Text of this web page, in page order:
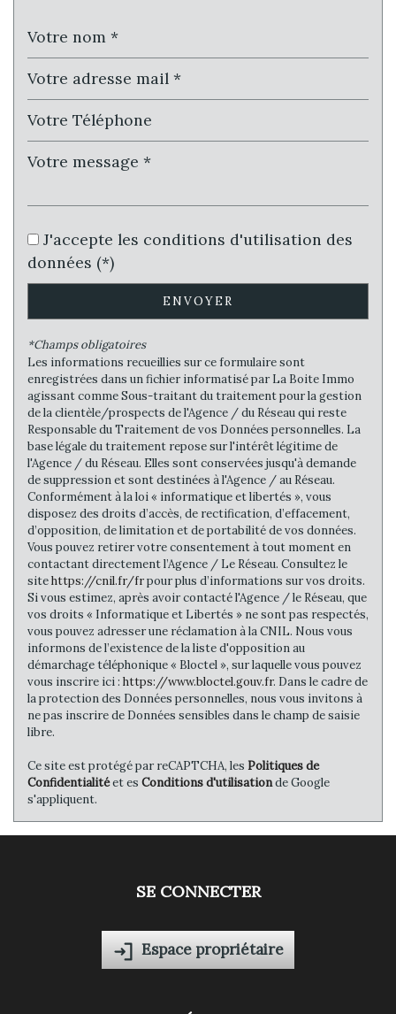
École primaire
Enseignement supérieur
Lycée
Bibliothèque
Bureau de poste
Mairie
statistiques
Nombre d'habitants
51 869
Propriétaires (vs. locataires)
46,42 %
Taxe habitation
11,33 %
Taxe foncière
28,34 %
Habitants de moins de 25 ans
28,48 %
Habitants de 25 à 55 ans
36,50 %
Habitants de plus de 55 ans
35,02 %
Nombre d'enfants par famille
0,83
Familles sans enfant
51,39 %
Familles avec 1 ou 2 enfants
Maisons
44,18 %
Appartements
55,82 %
Familles avec 3 enfants
J'accepte les conditions d'utilisation des
données (*)
ENVOYER
*Champs obligatoires
Les informations recueillies sur ce formulaire sont
enregistrées dans un fichier informatisé par La Boite Immo
agissant comme Sous-traitant du traitement pour la gestion
de la clientèle/prospects de l'Agence / du Réseau qui reste
Responsable du Traitement de vos Données personnelles. La
base légale du traitement repose sur l'intérêt légitime de
l'Agence / du Réseau. Elles sont conservées jusqu'à demande
de suppression et sont destinées à l'Agence / au Réseau.
Conformément à la loi « informatique et libertés », vous
disposez des droits d’accès, de rectification, d’effacement,
d’opposition, de limitation et de portabilité de vos données.
Vous pouvez retirer votre consentement à tout moment en
contactant directement l’Agence / Le Réseau. Consultez le
sitehttps://cnil.fr/frpour plus d’informations sur vos droits.
Si vous estimez, après avoir contacté l'Agence / le Réseau, que
vos droits « Informatique et Libertés » ne sont pas respectés,
vous pouvez adresser une réclamation à la CNIL. Nous vous
informons de l’existence de la liste d'opposition au
démarchage téléphonique « Bloctel », sur laquelle vous pouvez
vous inscrire ici : https://www.bloctel.gouv.fr. Dans le cadre de
la protection des Données personnelles, nous vous invitons à
ne pas inscrire de Données sensibles dans le champ de saisie
libre.
Ce site est protégé par reCAPTCHA, les Politiques de
Confidentialitéet es Conditions d'utilisationde Google
s'appliquent.
SE CONNECTER
Espace propriétaire